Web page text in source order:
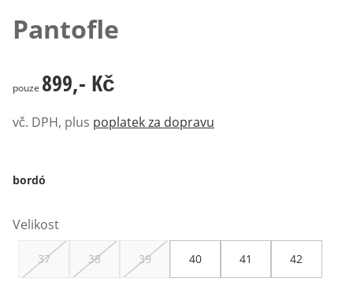
Pantofle
899,- Kč
pouze 899,- Kč
vč. DPH, plus poplatek za dopravu
bordó
Velikost
37 38 39 40 41 42